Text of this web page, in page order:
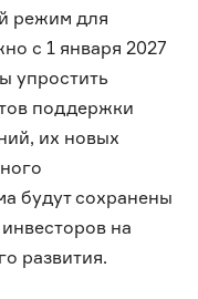
режим для
с 1 января 2027
упростить
поддержки
их новых
будут сохранены
на
развития.